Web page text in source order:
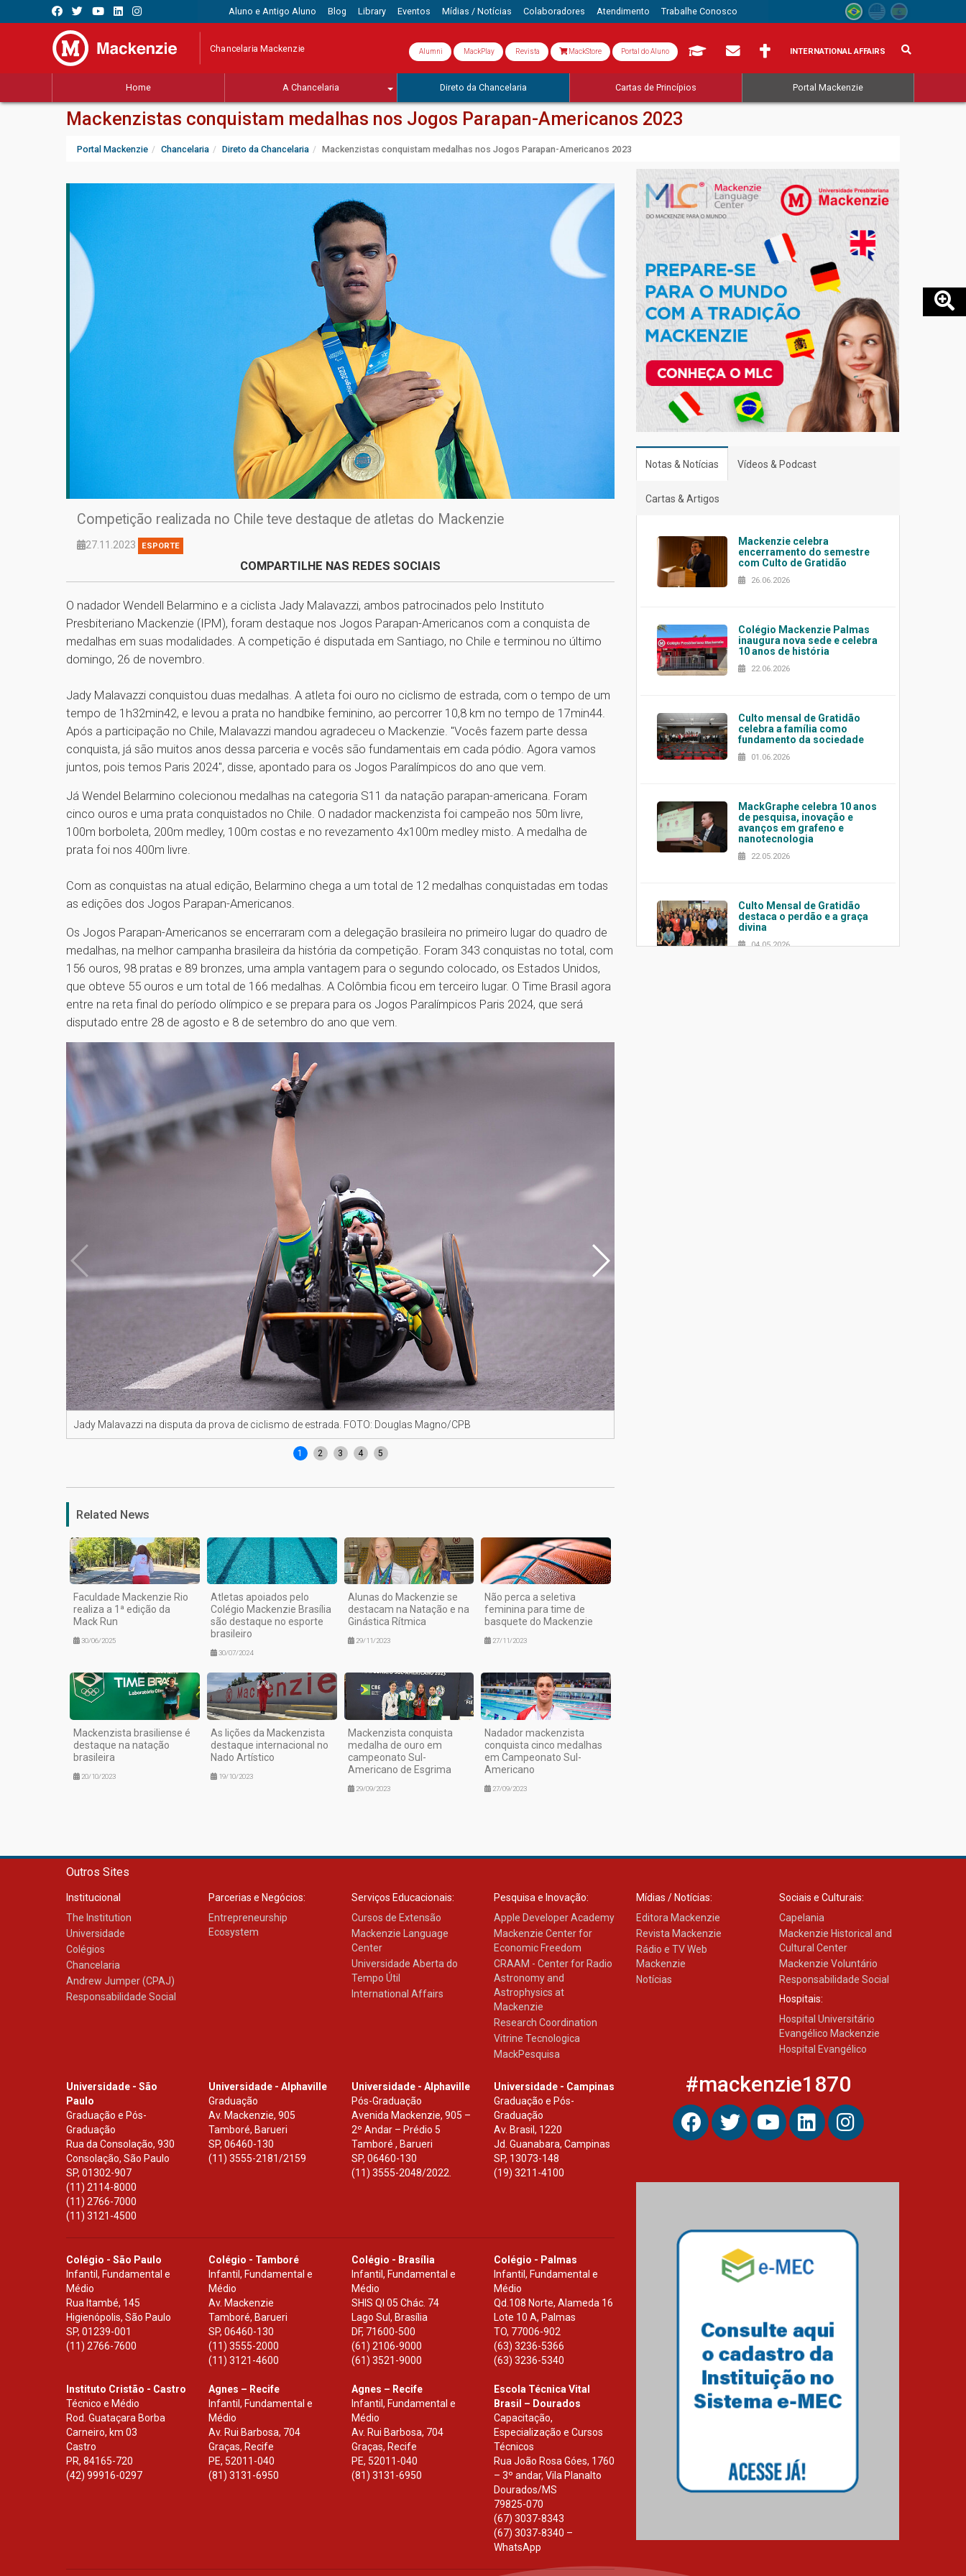
Aluno e Antigo Aluno Blog Library Eventos Mídias / Notícias Colaboradores Atendimento Trabalhe Conosco
Chancelaria Mackenzie Alumni MackPlay Revista MackStore Portal do Aluno INTERNATIONAL AFFAIRS
Home A Chancelaria Direto da Chancelaria Cartas de Princípios Portal Mackenzie
Mackenzistas conquistam medalhas nos Jogos Parapan-Americanos 2023
Portal Mackenzie Chancelaria Direto da Chancelaria Mackenzistas conquistam medalhas nos Jogos Parapan-Americanos 2023
Competição realizada no Chile teve destaque de atletas do Mackenzie
27.11.2023 ESPORTE
COMPARTILHE NAS REDES SOCIAIS
O nadador Wendell Belarmino e a ciclista Jady Malavazzi, ambos patrocinados pelo Instituto
Presbiteriano Mackenzie (IPM), foram destaque nos Jogos Parapan-Americanos com a conquista de
medalhas em suas modalidades. A competição é disputada em Santiago, no Chile e terminou no último
domingo, 26 de novembro.
Jady Malavazzi conquistou duas medalhas. A atleta foi ouro no ciclismo de estrada, com o tempo de um
tempo de 1h32min42, e levou a prata no handbike feminino, ao percorrer 10,8 km no tempo de 17min44.
Após a participação no Chile, Malavazzi mandou agradeceu o Mackenzie. "Vocês fazem parte dessa
conquista, já são muitos anos dessa parceria e vocês são fundamentais em cada pódio. Agora vamos
juntos, pois temos Paris 2024", disse, apontado para os Jogos Paralímpicos do ano que vem.
Já Wendel Belarmino colecionou medalhas na categoria S11 da natação parapan-americana. Foram
cinco ouros e uma prata conquistados no Chile. O nadador mackenzista foi campeão nos 50m livre,
100m borboleta, 200m medley, 100m costas e no revezamento 4x100m medley misto. A medalha de
prata foi nos 400m livre.
Com as conquistas na atual edição, Belarmino chega a um total de 12 medalhas conquistadas em todas
as edições dos Jogos Parapan-Americanos.
Os Jogos Parapan-Americanos se encerraram com a delegação brasileira no primeiro lugar do quadro de
medalhas, na melhor campanha brasileira da história da competição. Foram 343 conquistas no total, com
156 ouros, 98 pratas e 89 bronzes, uma ampla vantagem para o segundo colocado, os Estados Unidos,
que obteve 55 ouros e um total de 166 medalhas. A Colômbia ficou em terceiro lugar. O Time Brasil agora
entre na reta final do período olímpico e se prepara para os Jogos Paralímpicos Paris 2024, que será
disputado entre 28 de agosto e 8 de setembro do ano que vem.
Jady Malavazzi na disputa da prova de ciclismo de estrada. FOTO: Douglas Magno/CPB
1 2 3 4 5
Related News
Faculdade Mackenzie Rio
realiza a 1ª edição da
Mack Run
30/06/2025
Atletas apoiados pelo
Colégio Mackenzie Brasília
são destaque no esporte
brasileiro
30/07/2024
Alunas do Mackenzie se
destacam na Natação e na
Ginástica Rítmica
29/11/2023
Não perca a seletiva
feminina para time de
basquete do Mackenzie
27/11/2023
Mackenzista brasiliense é
destaque na natação
brasileira
20/10/2023
As lições da Mackenzista
destaque internacional no
Nado Artístico
19/10/2023
Mackenzista conquista
medalha de ouro em
campeonato Sul-
Americano de Esgrima
29/09/2023
Nadador mackenzista
conquista cinco medalhas
em Campeonato Sul-
Americano
27/09/2023
Notas & Notícias Vídeos & Podcast
Cartas & Artigos
Mackenzie celebra
encerramento do semestre
com Culto de Gratidão
26.06.2026
Colégio Mackenzie Palmas
inaugura nova sede e celebra
10 anos de história
22.06.2026
Culto mensal de Gratidão
celebra a família como
fundamento da sociedade
01.06.2026
MackGraphe celebra 10 anos
de pesquisa, inovação e
avanços em grafeno e
nanotecnologia
22.05.2026
Culto Mensal de Gratidão
destaca o perdão e a graça
divina
04.05.2026
Outros Sites
Institucional
The Institution
Universidade
Colégios
Chancelaria
Andrew Jumper (CPAJ)
Responsabilidade Social
Parcerias e Negócios:
Entrepreneurship
Ecosystem
Serviços Educacionais:
Cursos de Extensão
Mackenzie Language
Center
Universidade Aberta do
Tempo Útil
International Affairs
Pesquisa e Inovação:
Apple Developer Academy
Mackenzie Center for
Economic Freedom
CRAAM - Center for Radio
Astronomy and
Astrophysics at
Mackenzie
Research Coordination
Vitrine Tecnologica
MackPesquisa
Mídias / Notícias:
Editora Mackenzie
Revista Mackenzie
Rádio e TV Web
Mackenzie
Notícias
Sociais e Culturais:
Capelania
Mackenzie Historical and
Cultural Center
Mackenzie Voluntário
Responsabilidade Social
Hospitais:
Hospital Universitário
Evangélico Mackenzie
Hospital Evangélico
Universidade - São
Paulo
Graduação e Pós-
Graduação
Rua da Consolação, 930
Consolação, São Paulo
SP, 01302-907
(11) 2114-8000
(11) 2766-7000
(11) 3121-4500
Universidade - Alphaville
Graduação
Av. Mackenzie, 905
Tamboré, Barueri
SP,06460-130
(11) 3555-2181/2159
Universidade - Alphaville
Pós-Graduação
Avenida Mackenzie, 905 –
2º Andar – Prédio 5
Tamboré , Barueri
SP, 06460-130
(11) 3555-2048/2022.
Universidade - Campinas
Graduação e Pós-
Graduação
Av. Brasil, 1220
Jd. Guanabara, Campinas
SP, 13073-148
(19) 3211-4100
Colégio - São Paulo
Infantil, Fundamental e
Médio
Rua Itambé, 145
Higienópolis, São Paulo
SP, 01239-001
(11) 2766-7600
Colégio - Tamboré
Infantil, Fundamental e
Médio
Av. Mackenzie
Tamboré, Barueri
SP,06460-130
(11) 3555-2000
(11) 3121-4600
Colégio - Brasília
Infantil, Fundamental e
Médio
SHIS Ql 05 Chác. 74
Lago Sul, Brasília
DF, 71600-500
(61) 2106-9000
(61) 3521-9000
Colégio - Palmas
Infantil, Fundamental e
Médio
Qd.108 Norte, Alameda 16
Lote 10 A, Palmas
TO, 77006-902
(63) 3236-5366
(63) 3236-5340
Instituto Cristão - Castro
Técnico e Médio
Rod. Guataçara Borba
Carneiro, km 03
Castro
PR, 84165-720
(42) 99916-0297
Agnes – Recife
Infantil, Fundamental e
Médio
Av. Rui Barbosa, 704
Graças, Recife
PE, 52011-040
(81) 3131-6950
Agnes – Recife
Infantil, Fundamental e
Médio
Av. Rui Barbosa, 704
Graças, Recife
PE, 52011-040
(81) 3131-6950
Escola Técnica Vital
Brasil – Dourados
Capacitação,
Especialização e Cursos
Técnicos
Rua João Rosa Góes, 1760
– 3º andar, Vila Planalto
Dourados/MS
79825-070
(67) 3037-8343
(67) 3037-8340 –
WhatsApp
#mackenzie1870